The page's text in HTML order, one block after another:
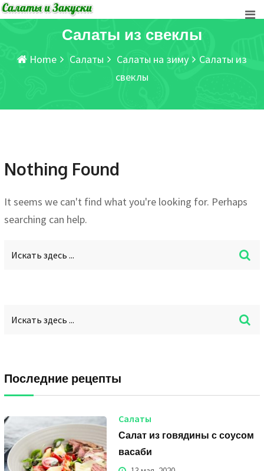
Skip
Салаты из свеклы
Home Салаты Салаты на зиму
Салаты из
свеклы
Nothing Found
It seems we can't find what you're looking for. Perhaps
searching can help.
Последние рецепты
Салаты
Салат из говядины с соусом
васаби